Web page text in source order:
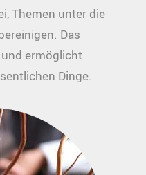
Themen unter die
Das
ermöglicht
Dinge.